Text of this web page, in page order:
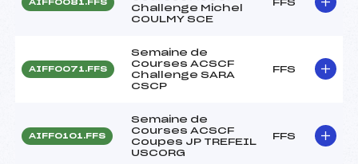
AIFF0081.FFS
Challenge Michel
COULMY SCE
FFS
AIFF0071.FFS
Semaine de
Courses ACSCF
Challenge SARA
CSCP
FFS
AIFF0101.FFS
Semaine de
Courses ACSCF
Coupes JP TREFEIL
USCORG
FFS